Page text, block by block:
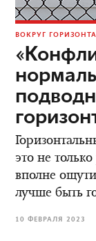
ВОКРУГ
это не
вполне
лучше быть
10 ФЕВРАЛЯ 2023